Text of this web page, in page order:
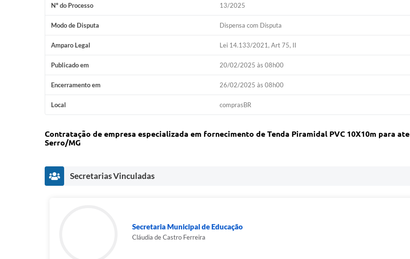
Nº do Processo 13/2025
Modo de Disputa Dispensa com Disputa
Amparo Legal Lei 14.133/2021, Art 75, II
Publicado em 20/02/2025 às 08h00
Encerramento em 26/02/2025 às 08h00
Local comprasBR
Contratação de empresa especializada em fornecimento de Tenda Piramidal PVC 10X10m para
Serro/MG
Secretarias Vinculadas
Secretaria Municipal de Educação
Cláudia de Castro Ferreira